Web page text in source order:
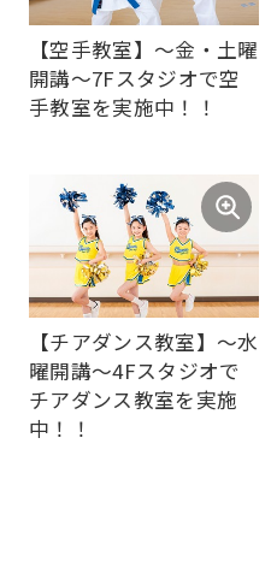
【空手教室】～金・土曜
開講～7Fスタジオで空
手教室を実施中！！
【チアダンス教室】～水
曜開講～4Fスタジオで
チアダンス教室を実施
中！！